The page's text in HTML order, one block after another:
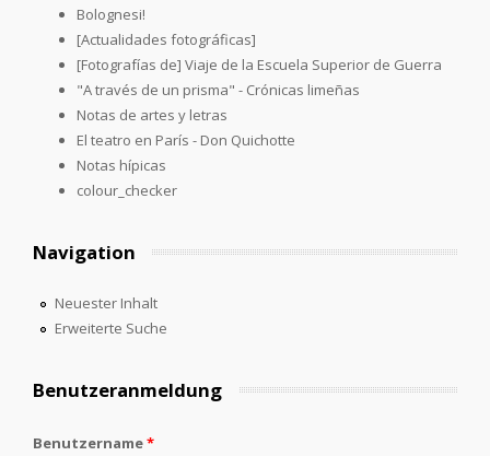
Bolognesi!
[Actualidades fotográficas]
[Fotografías de] Viaje de la Escuela Superior de Guerra
"A través de un prisma" - Crónicas limeñas
Notas de artes y letras
El teatro en París - Don Quichotte
Notas hípicas
colour_checker
Navigation
Neuester Inhalt
Erweiterte Suche
Benutzeranmeldung
Benutzername*